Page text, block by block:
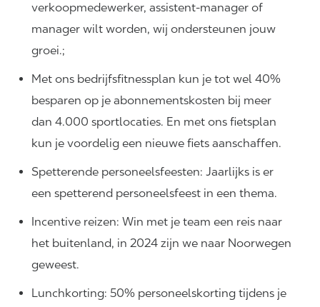
verkoopmedewerker, assistent-manager of
manager wilt worden, wij ondersteunen jouw
groei.;
Met ons bedrijfsfitnessplan kun je tot wel 40%
besparen op je abonnementskosten bij meer
dan 4.000 sportlocaties. En met ons fietsplan
kun je voordelig een nieuwe fiets aanschaffen.
Spetterende personeelsfeesten: Jaarlijks is er
een spetterend personeelsfeest in een thema.
Incentive reizen: Win met je team een reis naar
het buitenland, in 2024 zijn we naar Noorwegen
geweest.
Lunchkorting: 50% personeelskorting tijdens je